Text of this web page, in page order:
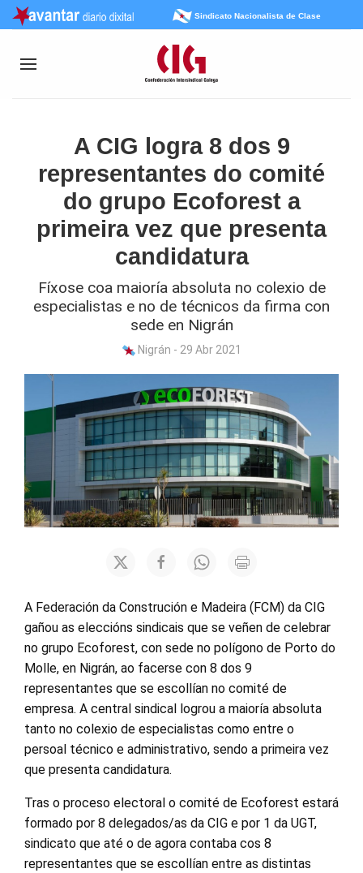
Sindicato Nacionalista de Clase
A CIG logra 8 dos 9
representantes do comité
do grupo Ecoforest a
primeira vez que presenta
candidatura
Fíxose coa maioría absoluta no colexio de
especialistas e no de técnicos da firma con
sede en Nigrán
Nigrán - 29 Abr 2021
A Federación da Construción e Madeira (FCM) da CIG
gañou as eleccións sindicais que se veñen de celebrar
no grupo Ecoforest, con sede no polígono de Porto do
Molle, en Nigrán, ao facerse con 8 dos 9
representantes que se escollían no comité de
empresa. A central sindical logrou a maioría absoluta
tanto no colexio de especialistas como entre o
persoal técnico e administrativo, sendo a primeira vez
que presenta candidatura.
Tras o proceso electoral o comité de Ecoforest estará
formado por 8 delegados/as da CIG e por 1 da UGT,
sindicato que até o de agora contaba cos 8
representantes que se escollían entre as distintas